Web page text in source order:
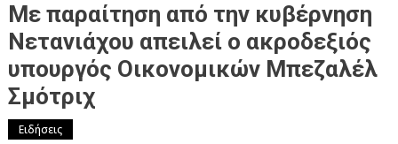
Με παραίτηση από την κυβέρνηση
Νετανιάχου απειλεί ο ακροδεξιός
υπουργός Οικονομικών Μπεζαλέλ
Σμότριχ
Ειδήσεις